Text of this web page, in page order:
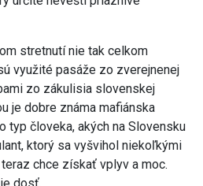
stretnutí nie tak celkom
využité pasáže zo zverejnenej
zo zákulisia slovenskej
je dobre známa mafiánska
typ človeka, akých na Slovensku
ktorý sa vyšvihol niekoľkými
chce získať vplyv a moc.